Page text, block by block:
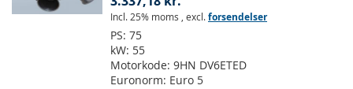
Incl. 25% moms , excl.forsendelser
PS: 75
kW: 55
Motorkode: 9HN DV6ETED
Euronorm: Euro 5